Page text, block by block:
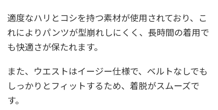
適度なハリとコシを持つ素材が使用されており、こ
れによりパンツが型崩れしにくく、長時間の着用で
も快適さが保たれます。
また、ウエストはイージー仕様で、ベルトなしでも
しっかりとフィットするため、着脱がスムーズで
す。